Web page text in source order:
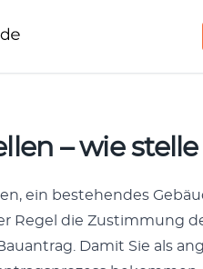
– wie
ein beste­hen­des
Regel die Zus­tim­mung
Damit Sie als